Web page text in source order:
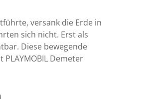
versank die Erde in
sich nicht. Erst als
Diese bewegende
Demeter